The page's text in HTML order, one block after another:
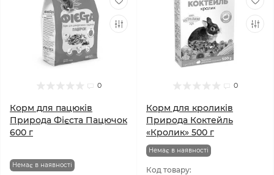
0
Корм для пацюків
Природа Фієста Пацючок
600 г
Немає в наявності
0
Корм для кроликів
Природа Коктейль
«Кролик» 500 г
Немає в наявності
Код товару: